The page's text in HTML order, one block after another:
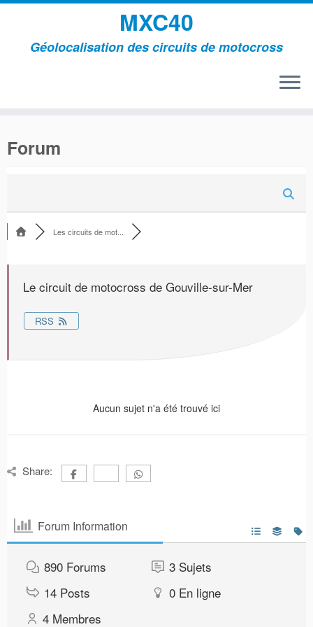
contenu
MXC40
Géolocalisation des circuits de motocross
Forum
Les circuits de mot...
Le circuit de motocross de Gouville-sur-Mer
RSS
Aucun sujet n'a été trouvé ici
Share:
Forum Information
890 Forums 3 Sujets
14 Posts 0 En ligne
4 Membres